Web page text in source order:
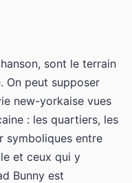
sont le terrain
On peut supposer
new-yorkaise vues
: les quartiers, les
symboliques entre
et ceux qui y
Bunny est